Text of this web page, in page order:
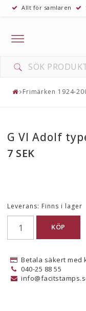
Allt för samlaren
Toggle
navigation
Frimärken 1924-
G VI Adolf
7 SEK
Leverans: Finns i lager
KÖP
Betala säkert med
040-25 88 55